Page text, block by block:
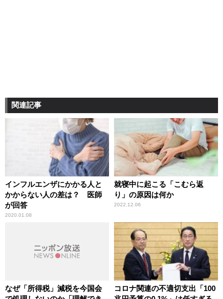
関連記事
インフルエンザにかかる人と
かからない人の差は？ 医師
が回答
2020.01.08
就寝中に起こる「こむら返
り」の原因は何か
2022.12.06
なぜ「所得税」減税を今国会
コロナ関連の不適切支出「100